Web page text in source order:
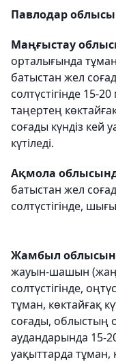
Павлодар
Маңғыстау
орталығында тұман,
батыстан жел
солтүстігінде 15-
таңертең
соғады күндіз кей
күтіледі.
Ақмола
батыстан жел
солтүстігінде,
Жамбыл
жауын-шашын
солтүстігінде,
тұман, көктайғақ
соғады, облыстың
аудандарында 15-
уақыттарда тұман,